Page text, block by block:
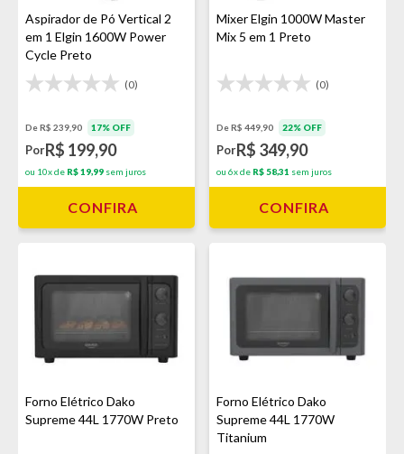
Aspirador de Pó Vertical 2
em 1 Elgin 1600W Power
Cycle Preto
(0)
De R$ 239,90 17% OFF
PorR$ 199,90
ou 10x de R$ 19,99 sem juros
CONFIRA
Mixer Elgin 1000W Master
Mix 5 em 1 Preto
(0)
De R$ 449,90 22% OFF
PorR$ 349,90
ou 6x de R$ 58,31 sem juros
CONFIRA
Forno Elétrico Dako
Supreme 44L 1770W Preto
Forno Elétrico Dako
Supreme 44L 1770W
Titanium